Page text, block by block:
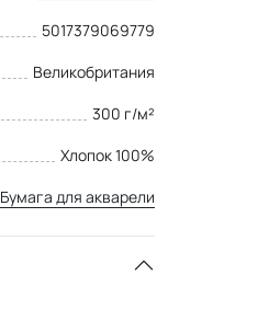
5017379069779
Великобритания
300 г/м²
Хлопок 100%
Бумага для акварели